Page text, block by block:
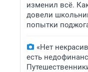
изменил всё.
довели
попытки
«Нет
есть